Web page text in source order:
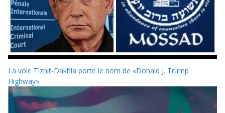
La voie Tiznit-Dakhla porte le nom de «Donald J. Trump
Highway»